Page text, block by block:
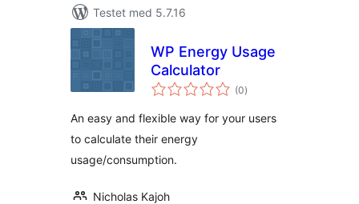
Testet med 5.7.16
WP Energy Usage
Calculator
(0totale
bedømmelser
)
An easy and flexible way for your users
to calculate their energy
usage/consumption.
Nicholas Kajoh